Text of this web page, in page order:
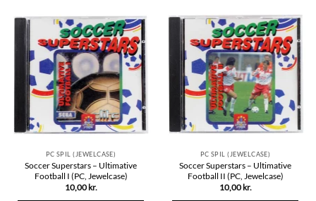
PC SPIL (JEWELCASE)
Soccer Superstars – Ultimative
Football I (PC, Jewelcase)
10,00 kr.
PC SPIL (JEWELCASE)
Soccer Superstars – Ultimative
Football II (PC, Jewelcase)
10,00 kr.